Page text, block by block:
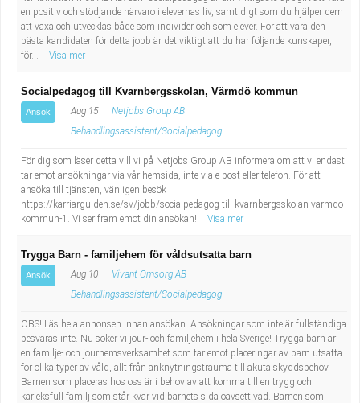
en positiv och stödjande närvaro i elevernas liv, samtidigt som du hjälper dem
att växa och utvecklas både som individer och som elever. För att vara den
bästa kandidaten för detta jobb är det viktigt att du har följande kunskaper,
för...
Visa mer
Socialpedagog till Kvarnbergsskolan, Värmdö kommun
Ansök Aug 15
Netjobs Group AB
Behandlingsassistent/Socialpedagog
För dig som läser detta vill vi på Netjobs Group AB informera om att vi endast
tar emot ansökningar via vår hemsida, inte via e-post eller telefon. För att
ansöka till tjänsten, vänligen besök
https://karriarguiden.se/sv/jobb/socialpedagog-till-kvarnbergsskolan-varmdo-
kommun-1. Vi ser fram emot din ansökan!
Visa mer
Trygga Barn - familjehem för våldsutsatta barn
Ansök Aug 10
Vivant Omsorg AB
Behandlingsassistent/Socialpedagog
OBS! Läs hela annonsen innan ansökan. Ansökningar som inte är fullständiga
besvaras inte. Nu söker vi jour- och familjehem i hela Sverige! Trygga barn är
en familje- och jourhemsverksamhet som tar emot placeringar av barn utsatta
för olika typer av våld, allt från anknytningstrauma till akuta skyddsbehov.
Barnen som placeras hos oss är i behov av att komma till en trygg och
kärleksfull familj som står kvar vid barnets sida oavsett vad. Barnen som